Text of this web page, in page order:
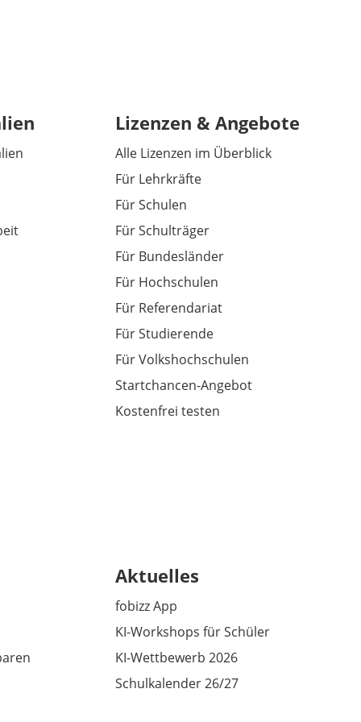
Lizenzen & Angebote
Alle Lizenzen im Überblick
Für Lehrkräfte
Für Schulen
Für Schulträger
Für Bundesländer
Für Hochschulen
Für Referendariat
Für Studierende
Für Volkshochschulen
Startchancen-Angebot
Kostenfrei testen
Aktuelles
fobizz App
KI-Workshops für Schüler
KI-Wettbewerb 2026
Schulkalender 26/27